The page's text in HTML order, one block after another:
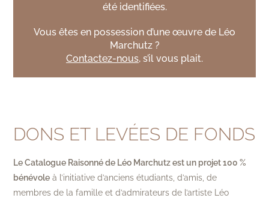
été identifiées.
Vous êtes en possession d’une œuvre de Léo
Marchutz ?
Contactez-nous, s’il vous plait.
DONS ET LEVÉES DE FONDS
Le Catalogue Raisonné de Léo Marchutz est un projet 100 %
bénévole à l’initiative d’anciens étudiants, d’amis, de
membres de la famille et d’admirateurs de l’artiste Léo